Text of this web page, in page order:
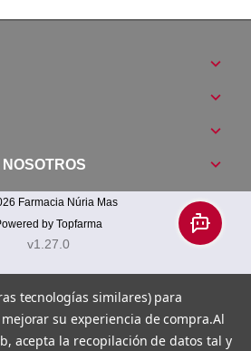
Farmacia Núria Mas
by Topfarma
v1.27.0
tecnologías similares) para
su experiencia de compra.Al
acepta la recopilación de datos tal y